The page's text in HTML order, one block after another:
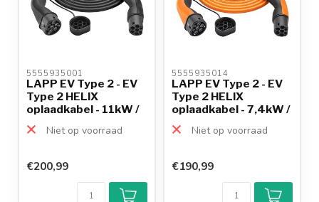
5555935001
LAPP EV Type 2 - EV
Type 2 HELIX
oplaadkabel - 11kW /
zwa...
Niet op voorraad
€200,99
5555935014
LAPP EV Type 2 - EV
Type 2 HELIX
oplaadkabel - 7,4kW /
or...
Niet op voorraad
€190,99